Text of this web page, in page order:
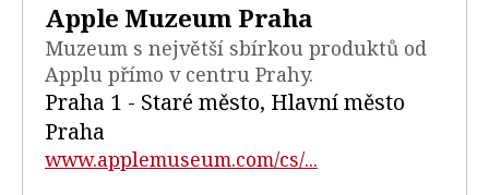
Apple Muzeum Praha
Muzeum s největší sbírkou produktů od
Applu přímo v centru Prahy.
Praha 1 - Staré město, Hlavní město
Praha
www.applemuseum.com/cs/...